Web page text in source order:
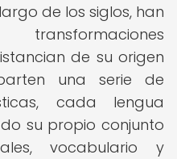
de los siglos, han
de su origen
una serie de
cada lengua
su propio conjunto
vocabulario y